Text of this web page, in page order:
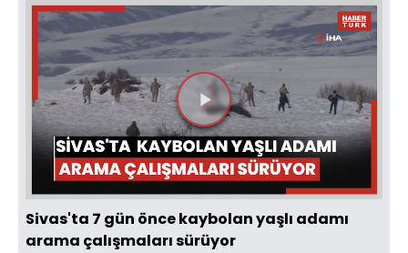
Videoyu
Oynat
Sivas'ta 7 gün önce kaybolan yaşlı adamı
arama çalışmaları sürüyor